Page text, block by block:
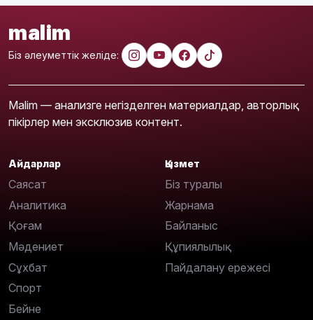
malim
Біз әлеуметтік желіде:
Malim — анализге негізделген материалдар, авторлық
пікірлер мен эксклюзив контент.
Айдарлар
Саясат
Аналитика
Қоғам
Мәдениет
Сұхбат
Спорт
Бейне
Қызмет
Біз туралы
Жарнама
Байланыс
Құпиялылық
Пайдалану ережесі